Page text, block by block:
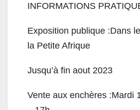
INFORMATIONS
Exposition publique :Dans
la Petite Afrique
Jusqu’à fin aout 2023
Vente aux enchères :Mardi